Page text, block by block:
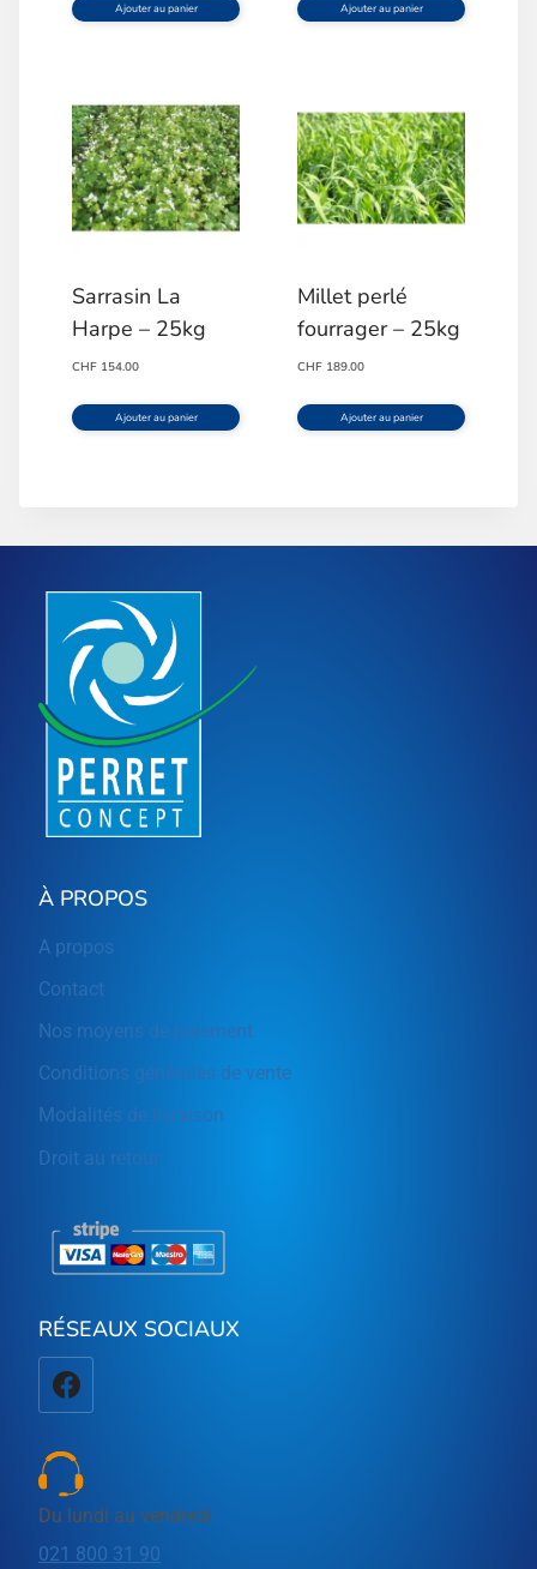
Ajouter au panier Ajouter au panier
Sarrasin La
Harpe – 25kg
CHF 154.00
Ajouter au panier
Millet perlé
fourrager – 25kg
CHF 189.00
Ajouter au panier
À PROPOS
A propos
Contact
Nos moyens de paiement
Conditions générales de vente
Modalités de livraison
Droit au retour
RÉSEAUX SOCIAUX
Du lundi au vendredi
021 800 31 90